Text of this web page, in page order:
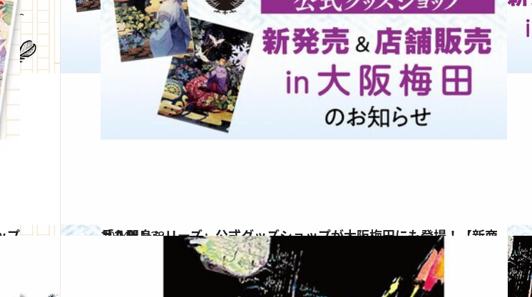
2024.11.28
「八咫烏シリーズ」公式グッズショップが大阪梅田にも登場！【新商品も】
カルチャー